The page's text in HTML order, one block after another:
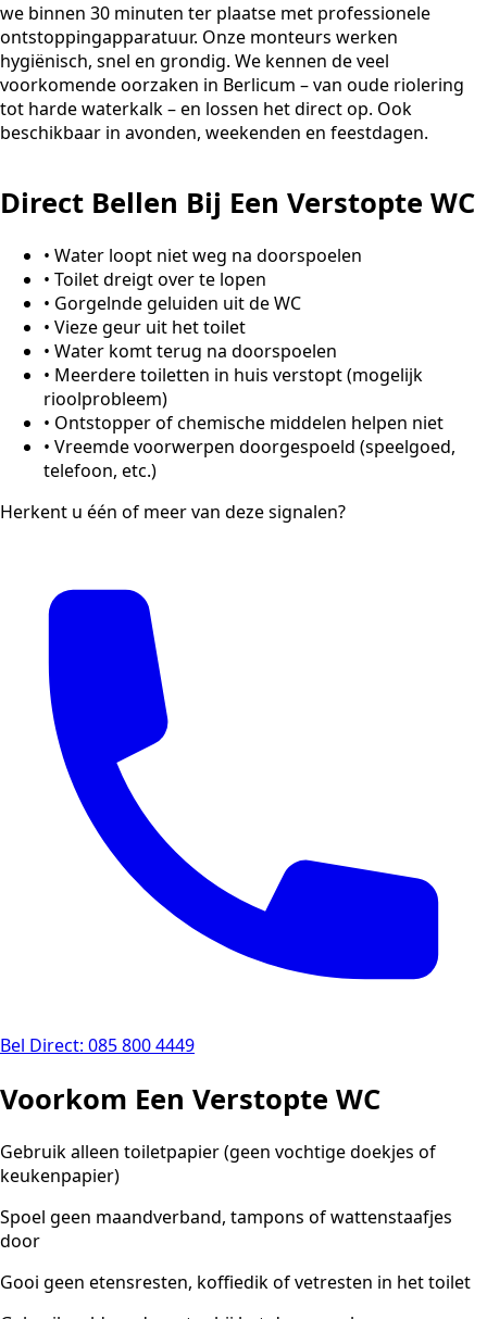
we binnen 30 minuten ter plaatse met professionele
ontstoppingapparatuur. Onze monteurs werken
hygiënisch, snel en grondig. We kennen de veel
voorkomende oorzaken in Berlicum – van oude riolering
tot harde waterkalk – en lossen het direct op. Ook
beschikbaar in avonden, weekenden en feestdagen.
Direct Bellen Bij Een Verstopte WC
• Water loopt niet weg na doorspoelen
• Toilet dreigt over te lopen
• Gorgelnde geluiden uit de WC
• Vieze geur uit het toilet
• Water komt terug na doorspoelen
• Meerdere toiletten in huis verstopt (mogelijk
rioolprobleem)
• Ontstopper of chemische middelen helpen niet
• Vreemde voorwerpen doorgespoeld (speelgoed,
telefoon, etc.)
Herkent u één of meer van deze signalen?
Bel Direct: 085 800 4449
Voorkom Een Verstopte WC
Gebruik alleen toiletpapier (geen vochtige doekjes of
keukenpapier)
Spoel geen maandverband, tampons of wattenstaafjes
door
Gooi geen etensresten, koffiedik of vetresten in het toilet